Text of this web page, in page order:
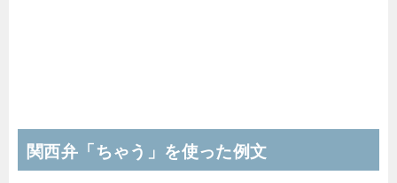
関西弁「ちゃう」を使った例文